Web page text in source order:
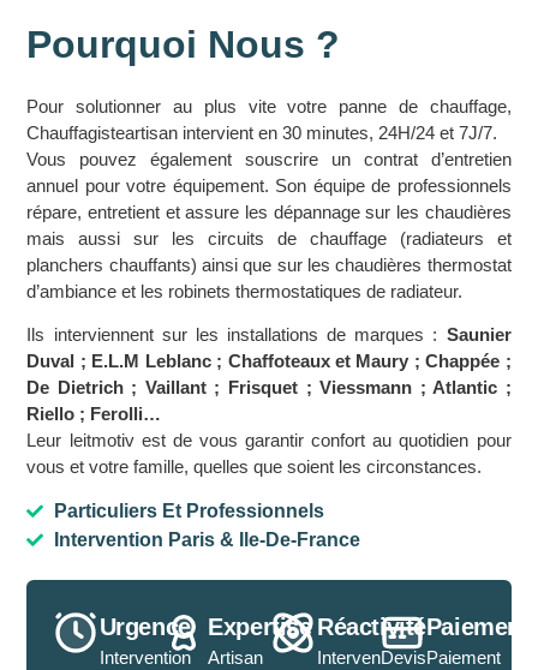
Pourquoi Nous ?
Pour solutionner au plus vite votre panne de chauffage,
Chauffagisteartisan intervient en 30 minutes, 24H/24 et 7J/7.
Vous pouvez également souscrire un contrat d’entretien
annuel pour votre équipement. Son équipe de professionnels
répare, entretient et assure les dépannage sur les chaudières
mais aussi sur les circuits de chauffage (radiateurs et
planchers chauffants) ainsi que sur les chaudières thermostat
d’ambiance et les robinets thermostatiques de radiateur.
Ils interviennent sur les installations de marques : Saunier
Duval ; E.L.M Leblanc ; Chaffoteaux et Maury ; Chappée ;
De Dietrich ; Vaillant ; Frisquet ; Viessmann ; Atlantic ;
Riello ; Ferolli…
Leur leitmotiv est de vous garantir confort au quotidien pour
vous et votre famille, quelles que soient les circonstances.
Particuliers Et Professionnels
Intervention Paris & Ile-De-France
Urgence
Intervention
Expertise
Artisan
Réactivité
IntervenDevis
Paiement
Paiement